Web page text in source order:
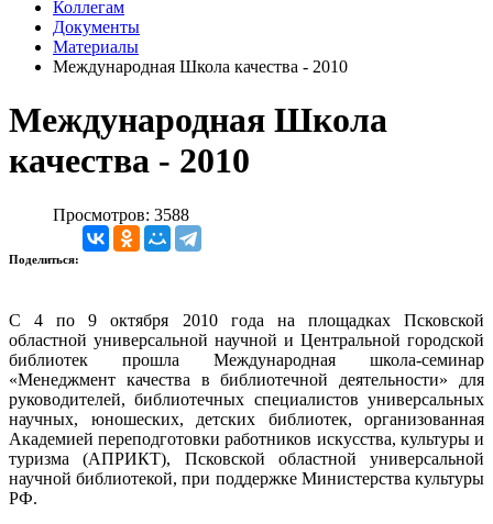
Коллегам
Документы
Материалы
Международная Школа качества - 2010
Международная Школа
качества - 2010
Просмотров: 3588
Поделиться:
С 4 по 9 октября 2010 года на площадках Псковской
областной универсальной научной и Центральной городской
библиотек прошла Международная школа-семинар
«Менеджмент качества в библиотечной деятельности» для
руководителей, библиотечных специалистов универсальных
научных, юношеских, детских библиотек, организованная
Академией переподготовки работников искусства, культуры и
туризма (АПРИКТ), Псковской областной универсальной
научной библиотекой, при поддержке Министерства культуры
РФ.